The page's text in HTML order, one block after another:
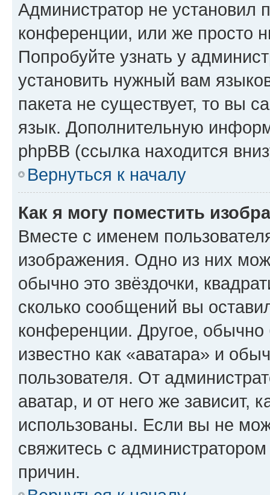
Администратор не установил
конференции, или же просто
Попробуйте узнать у
установить нужный вам
пакета не существует, то вы
язык. Дополнительную
phpBB (ссылка находится
Вернуться к началу
Как я могу поместить
Вместе с именем
изображения. Одно из них
обычно это звёздочки,
сколько сообщений вы
конференции. Другое,
известно как «аватара» и
пользователя. От
аватар, и от него же зависит,
использованы. Если вы не
свяжитесь с
причин.